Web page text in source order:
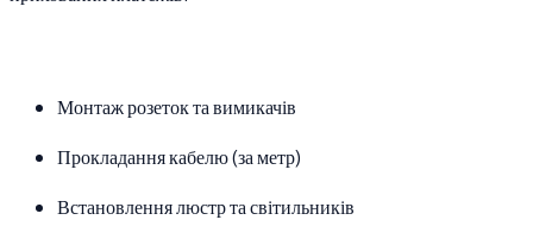
Монтаж розеток та вимикачів
Прокладання кабелю (за метр)
Встановлення люстр та світильників